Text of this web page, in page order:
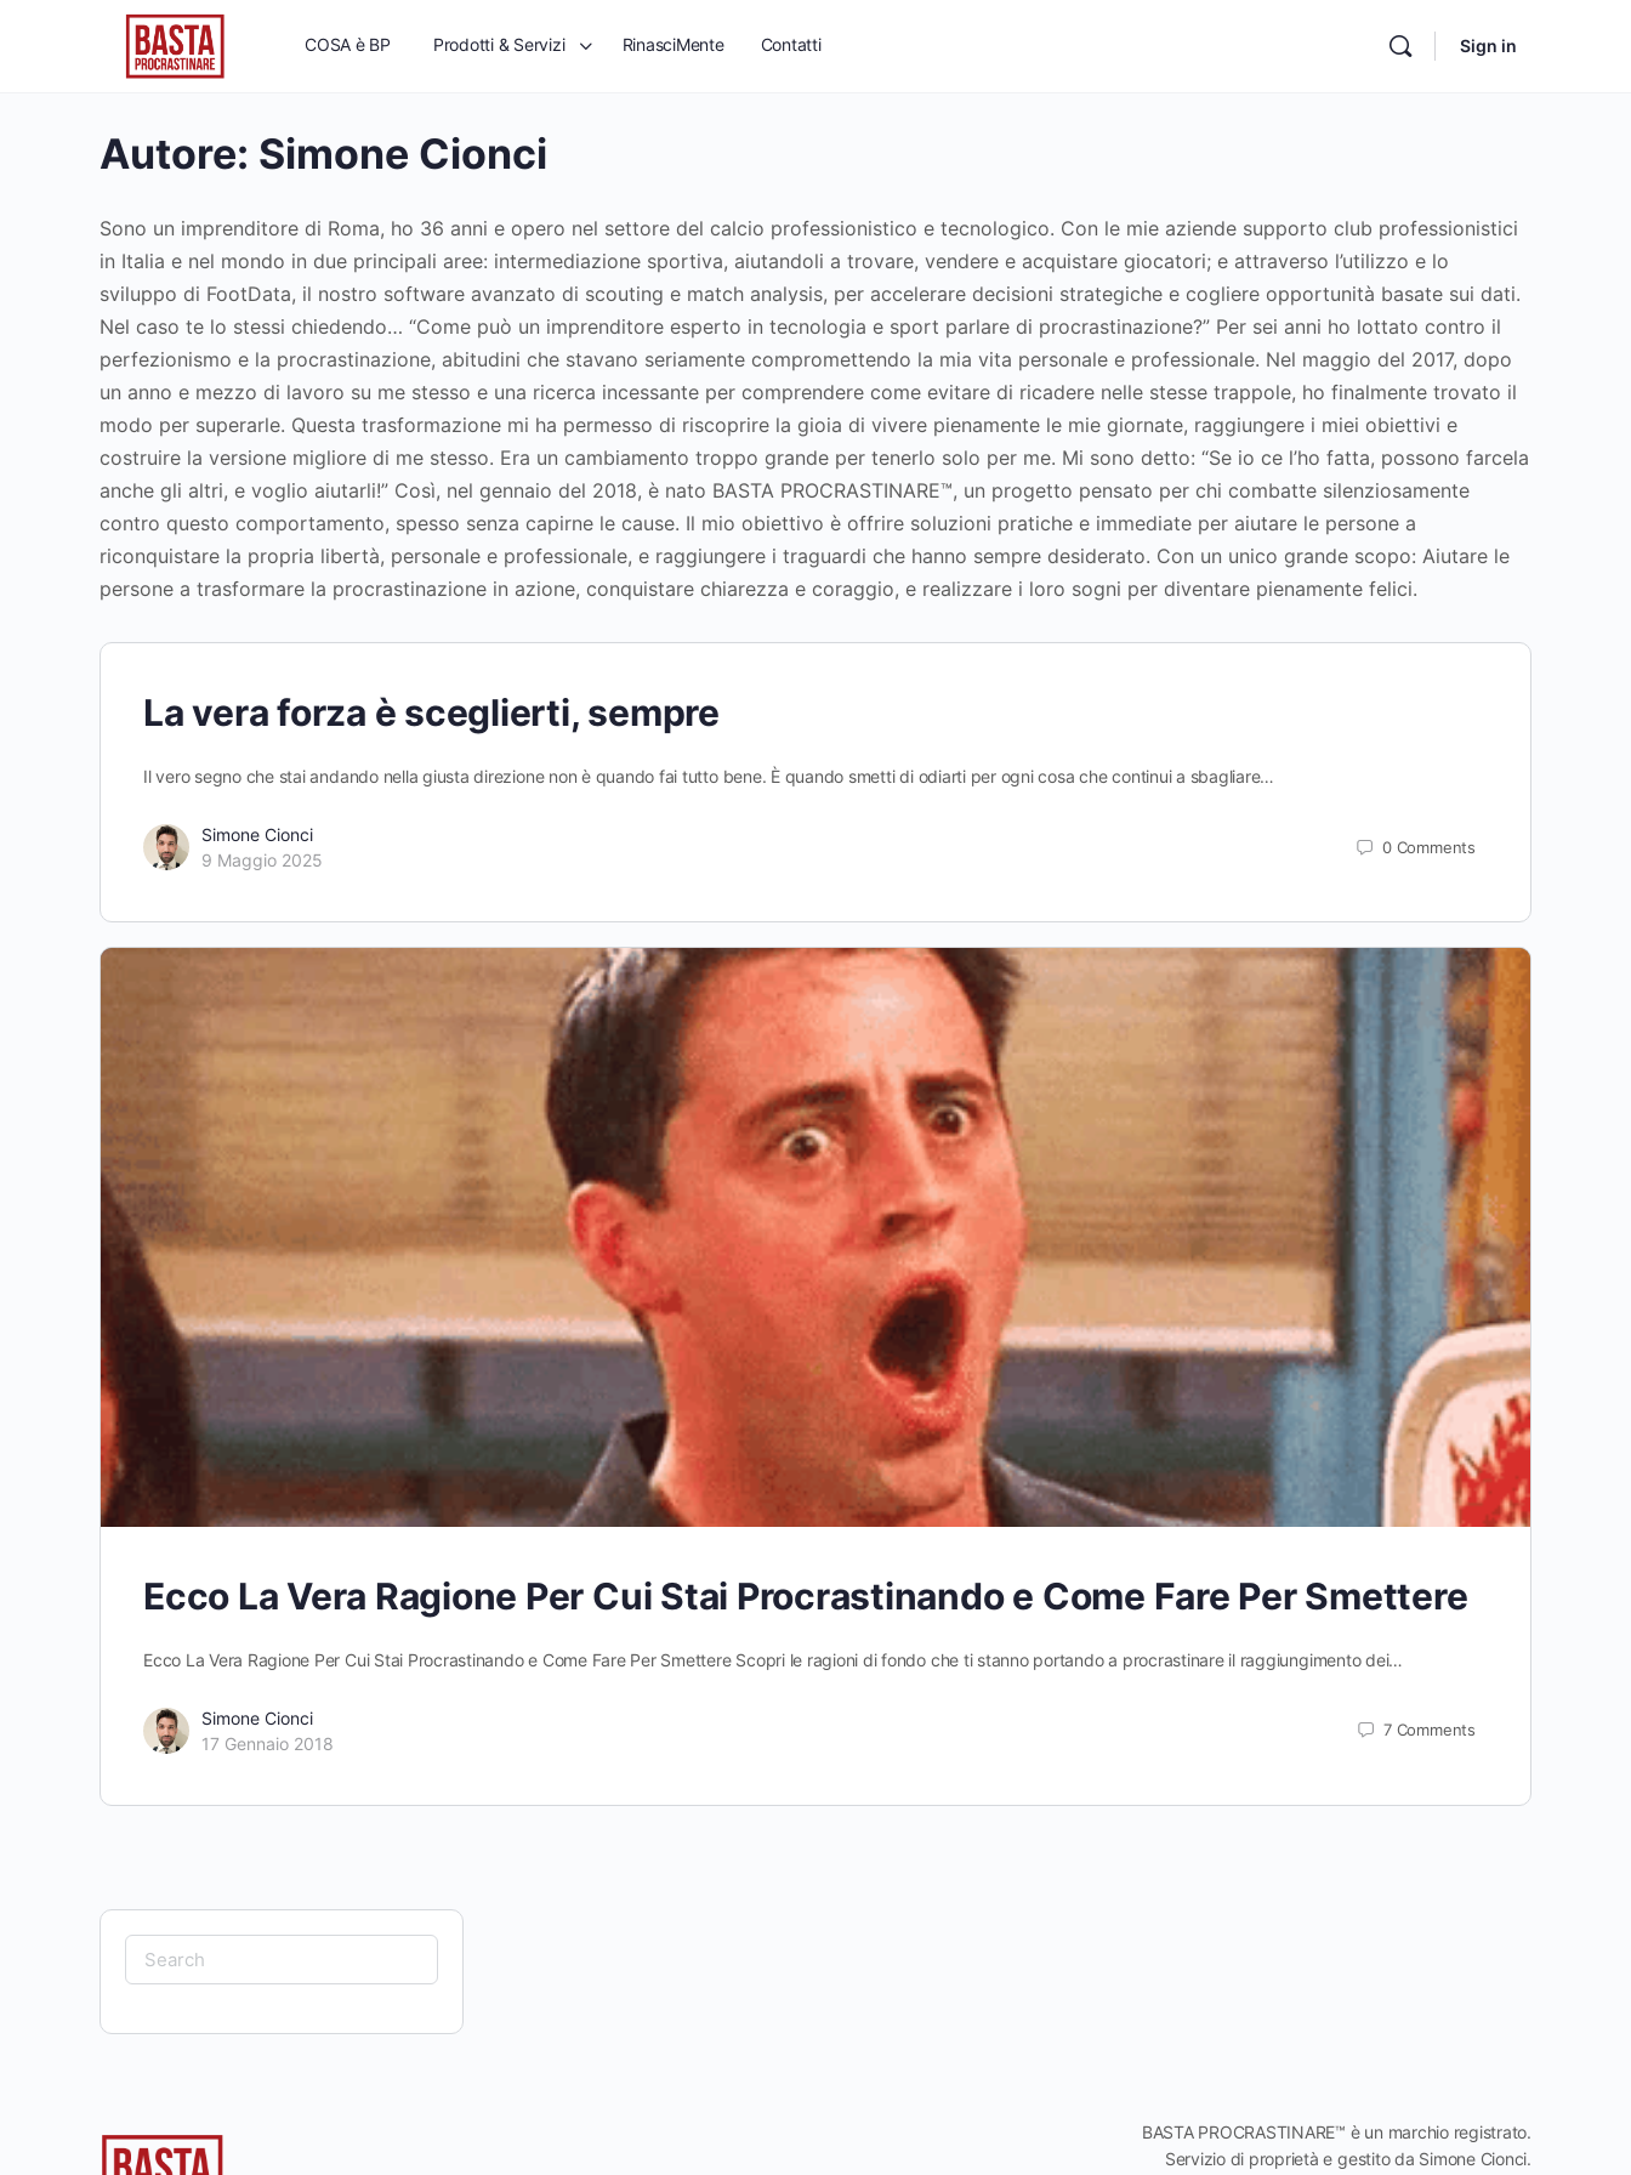
COSA è BP Prodotti & Servizi RinasciMente Contatti Sign in
Autore: Simone Cionci
Sono un imprenditore di Roma, ho 36 anni e opero nel settore del calcio professionistico e tecnologico. Con le mie aziende supporto club professionistici
in Italia e nel mondo in due principali aree: intermediazione sportiva, aiutandoli a trovare, vendere e acquistare giocatori; e attraverso l’utilizzo e lo
sviluppo di FootData, il nostro software avanzato di scouting e match analysis, per accelerare decisioni strategiche e cogliere opportunità basate sui dati.
Nel caso te lo stessi chiedendo… “Come può un imprenditore esperto in tecnologia e sport parlare di procrastinazione?” Per sei anni ho lottato contro il
perfezionismo e la procrastinazione, abitudini che stavano seriamente compromettendo la mia vita personale e professionale. Nel maggio del 2017, dopo
un anno e mezzo di lavoro su me stesso e una ricerca incessante per comprendere come evitare di ricadere nelle stesse trappole, ho finalmente trovato il
modo per superarle. Questa trasformazione mi ha permesso di riscoprire la gioia di vivere pienamente le mie giornate, raggiungere i miei obiettivi e
costruire la versione migliore di me stesso. Era un cambiamento troppo grande per tenerlo solo per me. Mi sono detto: “Se io ce l’ho fatta, possono farcela
anche gli altri, e voglio aiutarli!” Così, nel gennaio del 2018, è nato BASTA PROCRASTINARE™, un progetto pensato per chi combatte silenziosamente
contro questo comportamento, spesso senza capirne le cause. Il mio obiettivo è offrire soluzioni pratiche e immediate per aiutare le persone a
riconquistare la propria libertà, personale e professionale, e raggiungere i traguardi che hanno sempre desiderato. Con un unico grande scopo: Aiutare le
persone a trasformare la procrastinazione in azione, conquistare chiarezza e coraggio, e realizzare i loro sogni per diventare pienamente felici.
La vera forza è sceglierti, sempre
Il vero segno che stai andando nella giusta direzione non è quando fai tutto bene. È quando smetti di odiarti per ogni cosa che continui a sbagliare…
Simone Cionci
9 Maggio 2025
0 Comments
Ecco La Vera Ragione Per Cui Stai Procrastinando e Come Fare Per Smettere
Ecco La Vera Ragione Per Cui Stai Procrastinando e Come Fare Per Smettere Scopri le ragioni di fondo che ti stanno portando a procrastinare il raggiungimento dei…
Simone Cionci
17 Gennaio 2018
7 Comments
BASTA PROCRASTINARE™ è un marchio registrato.
Servizio di proprietà e gestito da Simone Cionci.